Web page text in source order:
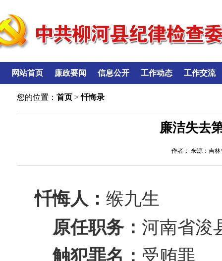
网站首页 廉政要闻 信息公开 工作动态 工作交流
您的位置：首页 >忏悔录
廉洁失去
作者： 来源：吉林
忏悔人：缑九生
原任职务： 河南省浚
触犯罪名： 受贿罪